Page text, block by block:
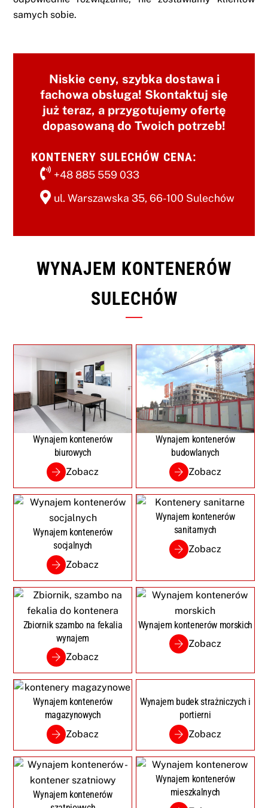
samych sobie.
Niskie ceny, szybka dostawa i
fachowa obsługa! Skontaktuj się
już teraz, a przygotujemy ofertę
dopasowaną do Twoich potrzeb!
KONTENERY SULECHÓW CENA:
+48 885 559 033
ul. Warszawska 35, 66-100 Sulechów
WYNAJEM KONTENERÓW
SULECHÓW
Wynajem kontenerów
biurowych
Zobacz
Wynajem kontenerów
budowlanych
Zobacz
Wynajem kontenerów
socjalnych
Zobacz
Wynajem kontenerów
sanitarnych
Zobacz
Zbiornik szambo na fekalia
wynajem
Zobacz
Wynajem kontenerów morskich
Zobacz
Wynajem kontenerów
magazynowych
Zobacz
Wynajem budek strażniczych i
portierni
Zobacz
Wynajem kontenerów
Wynajem kontenerów
mieszkalnych